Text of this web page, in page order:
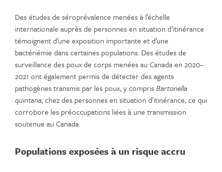
Des études de séroprévalence menées à l’échelle
internationale auprès de personnes en situation d’itinérance
témoignent d’une exposition importante et d’une
bactériémie dans certaines populations. Des études de
surveillance des poux de corps menées au Canada en 2020–
2021 ont également permis de détecter des agents
pathogènes transmis par les poux, y comprisBartonella
quintana, chez des personnes en situation d’itinérance, ce qui
corrobore les préoccupations liées à une transmission
soutenue au Canada.
Populations exposées à un risque accru